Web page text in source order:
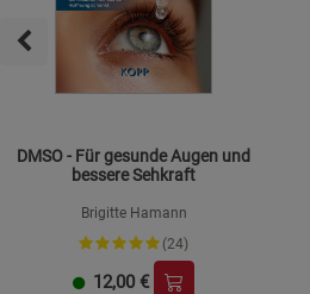
DMSO - Für gesunde Augen und
bessere Sehkraft
Brigitte Hamann
(24)
12,00 €